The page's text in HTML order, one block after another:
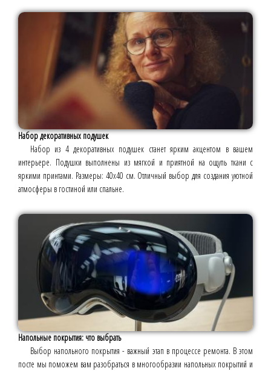
Набор декоративных подушек
Набор из 4 декоративных подушек станет ярким акцентом в вашем
интерьере. Подушки выполнены из мягкой и приятной на ощупь ткани с
яркими принтами. Размеры: 40х40 см. Отличный выбор для создания уютной
атмосферы в гостиной или спальне.
Напольные покрытия: что выбрать
Выбор напольного покрытия - важный этап в процессе ремонта. В этом
посте мы поможем вам разобраться в многообразии напольных покрытий и